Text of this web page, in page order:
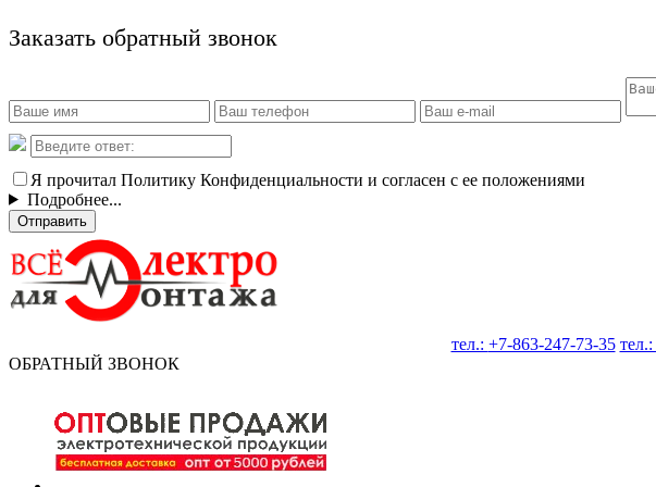
Заказать обратный звонок
Я прочитал Политику Конфиденциальности и согласен с ее положениями
Подробнее...
Отправить
тел.: +7-863-247-73-35 тел.:
ОБРАТНЫЙ ЗВОНОК